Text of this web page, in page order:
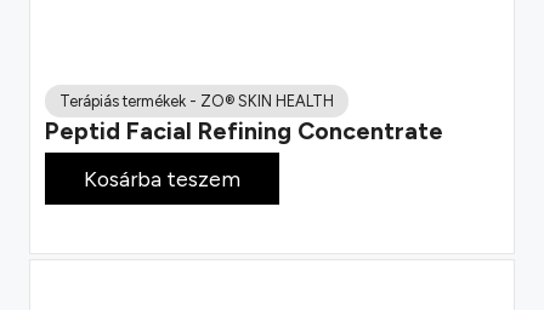
Terápiás termékek - ZO® SKIN HEALTH
Peptid Facial Refining Concentrate
Kosárba teszem